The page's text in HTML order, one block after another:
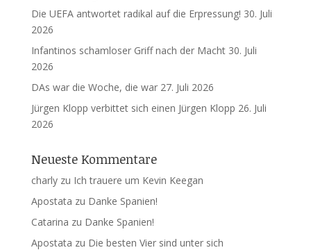
Die UEFA antwortet radikal auf die Erpressung! 30. Juli
2026
Infantinos schamloser Griff nach der Macht 30. Juli
2026
DAs war die Woche, die war 27. Juli 2026
Jürgen Klopp verbittet sich einen Jürgen Klopp 26. Juli
2026
Neueste Kommentare
charlyzu Ich trauere um Kevin Keegan
Apostata zu Danke Spanien!
Catarina zu Danke Spanien!
Apostata zu Die besten Vier sind unter sich